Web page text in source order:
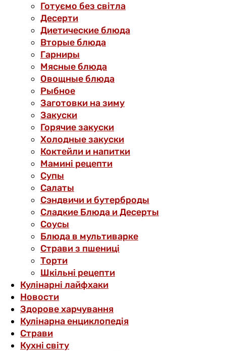
Готуємо без світла
Десерти
Диетические блюда
Вторые блюда
Гарниры
Мясные блюда
Овощные блюда
Рыбное
Заготовки на зиму
Закуски
Горячие закуски
Холодные закуски
Коктейли и напитки
Мамині рецепти
Супы
Салаты
Сэндвичи и бутерброды
Сладкие Блюда и Десерты
Соусы
Блюда в мультиварке
Страви з пшениці
Торти
Шкільні рецепти
Кулінарні лайфхаки
Новости
Здорове харчування
Кулінарна енциклопедія
Страви
Кухні світу